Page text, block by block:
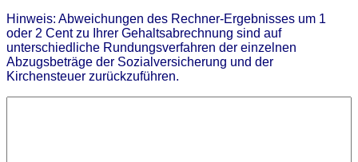
Hinweis: Abweichungen des Rechner-Ergebnisses um 1
oder 2 Cent zu Ihrer Gehaltsabrechnung sind auf
unterschiedliche Rundungsverfahren der einzelnen
Abzugsbeträge der Sozialversicherung und der
Kirchensteuer zurückzuführen.